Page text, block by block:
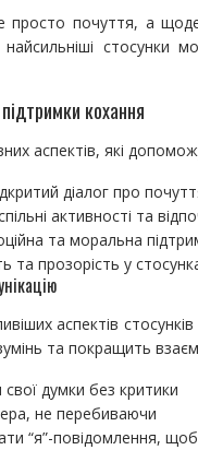
почуття, а
найсильніші
кохання
аспектів, які
діалог про
активності та
та моральна
та прозорість у
аспектів
та покращить
думки без критики
не перебиваючи
“я”-повідомлення,